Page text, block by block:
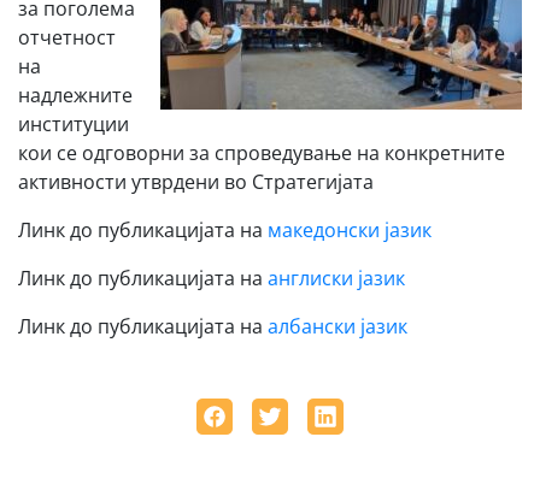
за поголема
отчетност
на
надлежните
институции
кои се одговорни за спроведување на конкретните
активности утврдени во Стратегијата
Линк до публикацијата на македонски јазик
Линк до публикацијата на англиски јазик
Линк до публикацијата на албански јазик